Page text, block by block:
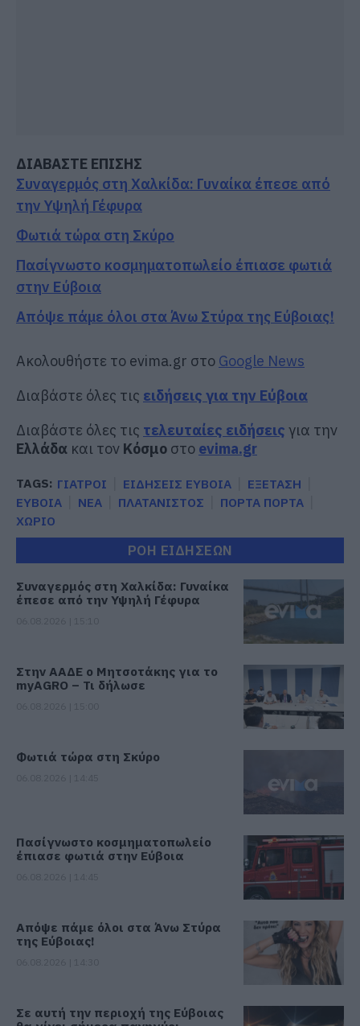
ΔΙΑΒΑΣΤΕ ΕΠΙΣΗΣ
Συναγερμός στη Χαλκίδα: Γυναίκα έπεσε από
την Υψηλή Γέφυρα
Φωτιά τώρα στη Σκύρο
Πασίγνωστο κοσμηματοπωλείο έπιασε φωτιά
στην Εύβοια
Απόψε πάμε όλοι στα Άνω Στύρα της Εύβοιας!
Ακολουθήστε το evima.gr στο Google News
Διαβάστε όλες τις ειδήσεις για την Εύβοια
Διαβάστε όλες τις τελευταίες ειδήσεις για την
Ελλάδα και τον Κόσμο στο evima.gr
TAGS: ΓΙΑΤΡΟΙ ΕΙΔΗΣΕΙΣ ΕΥΒΟΙΑ
ΕΞΕΤΑΣΗ
ΕΥΒΟΙΑ
ΝΕΑ ΠΛΑΤΑΝΙΣΤΟΣ
ΠΟΡΤΑ ΠΟΡΤΑ
ΧΩΡΙΟ
ΡΟΗ ΕΙΔΗΣΕΩΝ
Συναγερμός στη Χαλκίδα: Γυναίκα
έπεσε από την Υψηλή Γέφυρα
Στην ΑΑΔΕ ο Μητσοτάκης για το
myAGRO – Τι δήλωσε
Φωτιά τώρα στη Σκύρο
Πασίγνωστο κοσμηματοπωλείο
έπιασε φωτιά στην Εύβοια
Απόψε πάμε όλοι στα Άνω Στύρα
της Εύβοιας!
Σε αυτή την περιοχή της Εύβοιας